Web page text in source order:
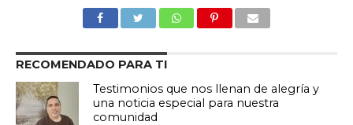
RECOMENDADO PARA TI
Testimonios que nos llenan de alegría y
una noticia especial para nuestra
comunidad